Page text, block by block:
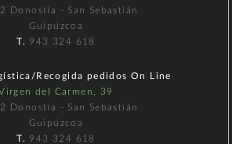
Donostia - San Sebastián
Guipúzcoa
T. 943 324 618
Recogida pedidos On Line
del Carmen, 39
Donostia - San Sebastián
Guipúzcoa
T. 943 324 618